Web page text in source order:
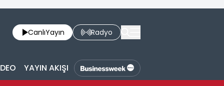
CanlıYayın Radyo
YAYIN AKIŞI